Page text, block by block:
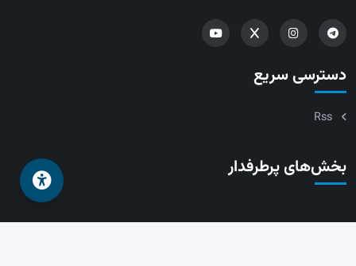
دسترسی سریع
بخش‌های پرطرفدار